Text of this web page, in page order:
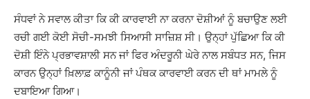
ਸੰਧਵਾਂ ਨੇ ਸਵਾਲ ਕੀਤਾ ਕਿ ਕੀ ਕਾਰਵਾਈ ਨਾ ਕਰਨਾ ਦੋਸ਼ੀਆਂ ਨੂੰ ਬਚਾਉਣ ਲਈ
ਰਚੀ ਗਈ ਕੋਈ ਸੋਚੀ-ਸਮਝੀ ਸਿਆਸੀ ਸਾਜ਼ਿਸ਼ ਸੀ। ਉਨ੍ਹਾਂ ਪੁੱਛਿਆ ਕਿ ਕੀ
ਦੋਸ਼ੀ ਇੰਨੇ ਪ੍ਰਭਾਵਸ਼ਾਲੀ ਸਨ ਜਾਂ ਫਿਰ ਅੰਦਰੂਨੀ ਘੇਰੇ ਨਾਲ ਸਬੰਧਤ ਸਨ, ਜਿਸ
ਕਾਰਨ ਉਨ੍ਹਾਂ ਖ਼ਿਲਾਫ਼ ਕਾਨੂੰਨੀ ਜਾਂ ਪੰਥਕ ਕਾਰਵਾਈ ਕਰਨ ਦੀ ਥਾਂ ਮਾਮਲੇ ਨੂੰ
ਦਬਾਇਆ ਗਿਆ।